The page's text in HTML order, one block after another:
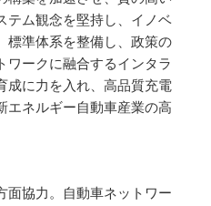
テム観念を堅持し、イノベ
標準体系を整備し、政策の
ワークに融合するインタラ
成に力を入れ、高品質充電
エネルギー自動車産業の高
面協力。自動車ネットワー